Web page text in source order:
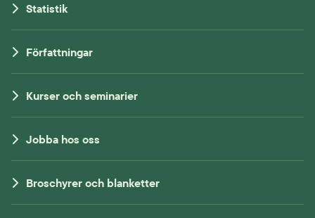
Statistik
Författningar
Kurser och seminarier
Jobba hos oss
Broschyrer och blanketter